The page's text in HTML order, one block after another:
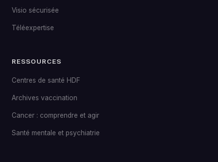
Visio sécurisée
Téléexpertise
RESSOURCES
Centres de santé HDF
Archives vaccination
Cancer : comprendre et agir
Santé mentale et psychiatrie